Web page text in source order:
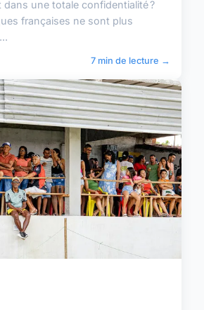
une totale confidentialité ?
françaises ne sont plus
7 min de lecture →